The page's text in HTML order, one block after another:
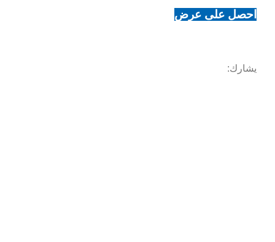
احصل على عرض
يشارك: